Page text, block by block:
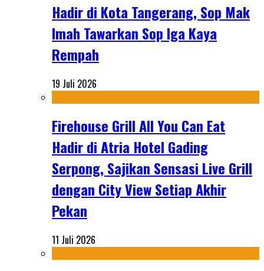
Hadir di Kota Tangerang, Sop Mak
Imah Tawarkan Sop Iga Kaya
Rempah
19 Juli 2026
Firehouse Grill All You Can Eat
Hadir di Atria Hotel Gading
Serpong, Sajikan Sensasi Live Grill
dengan City View Setiap Akhir
Pekan
11 Juli 2026